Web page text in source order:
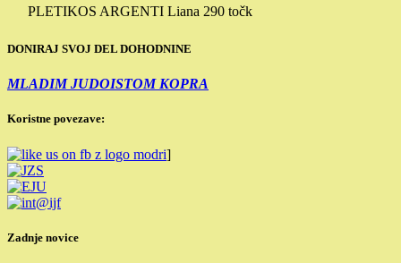
PLETIKOS ARGENTI Liana 290 točk
DONIRAJ SVOJ DEL DOHODNINE
MLADIM JUDOISTOM KOPRA
Koristne povezave:
]
Zadnje novice